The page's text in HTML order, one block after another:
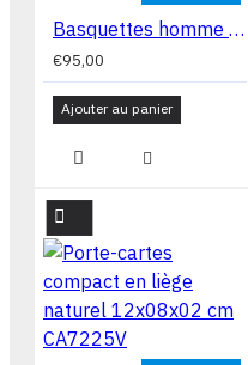
Basquettes homme en liège naturel Basqt109 N40 N45
€95,00
Ajouter au panier